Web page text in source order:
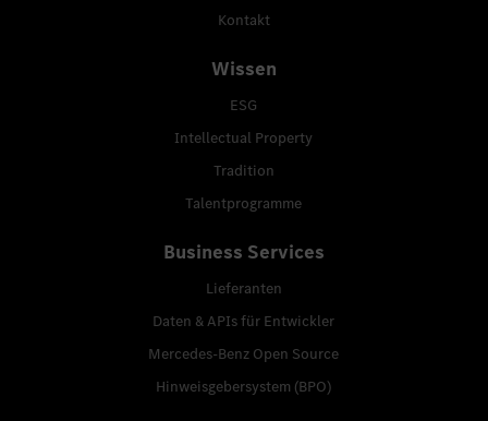
Kontakt
Wissen
ESG
Intellectual Property
Tradition
Talentprogramme
Business Services
Lieferanten
Daten & APIs für Entwickler
Mercedes-Benz Open Source
Hinweisgebersystem (BPO)